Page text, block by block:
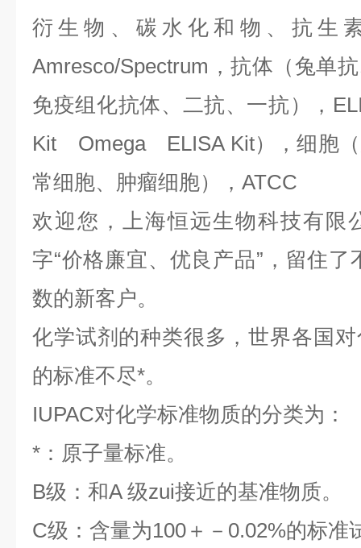
衍生物、碳水化和物、抗生
Amresco/Spectrum，抗体（兔单
免疫组化抗体、二抗、一抗），
Kit Omega ELISA Kit），细胞（
常细胞、肿瘤细胞），ATCC
欢迎您，上海恒远生物科技有限
字“价格廉宜、优良产品”，留住
数的新客户。
化学试剂的种类很多，世界各国
的标准不尽*。
IUPAC对化学标准物质的分类为：
*：原子量标准。
B级：和A 级zui接近的基准物质。
C级：含量为100＋－0.02%的标准